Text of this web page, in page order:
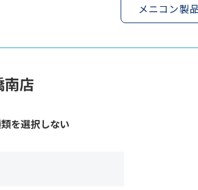
メニコン製
南店
を選択しない